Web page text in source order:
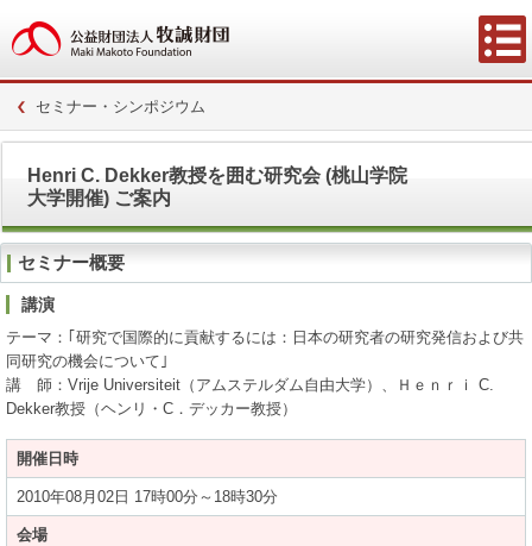
セミナー・シンポジウム
Henri C. Dekker教授を囲む研究会 (桃山学院
大学開催) ご案内
セミナー概要
講演
テーマ：｢研究で国際的に貢献するには：日本の研究者の研究発信および共
同研究の機会について｣
講 師：Vrije Universiteit（アムステルダム自由大学）、Ｈｅｎｒｉ C.
Dekker教授（ヘンリ・C．デッカー教授）
開催日時
2010年08月02日 17時00分～18時30分
会場